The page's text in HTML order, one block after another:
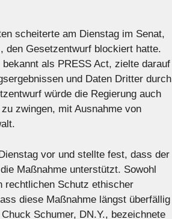
scheiterte am Dienstag im Senat,
den Gesetzentwurf blockiert hatte.
als PRESS Act, zielte darauf
und Daten Dritter durch
würde die Regierung auch
zwingen, mit Ausnahme von
vor und stellte fest, dass der
Maßnahme unterstützt. Sowohl
rechtlichen Schutz ethischer
diese Maßnahme längst überfällig
Schumer, DN.Y., bezeichnete